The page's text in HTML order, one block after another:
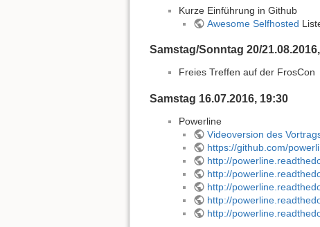
Kurze Einführung in Github
Awesome Selfhosted
Samstag/Sonntag 20/
Freies Treffen auf der FrosCon
Samstag 16.07.2016, 19:30
Powerline
Videoversion des
https://github.com/
http://
http://
http://
http://
http://